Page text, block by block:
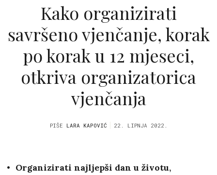
Kako organizirati
savršeno vjenčanje, korak
po korak u 12 mjeseci,
otkriva organizatorica
vjenčanja
PIŠE LARA KAPOVIĆ 22. LIPNJA 2022.
Organizirati najljepši dan u životu,